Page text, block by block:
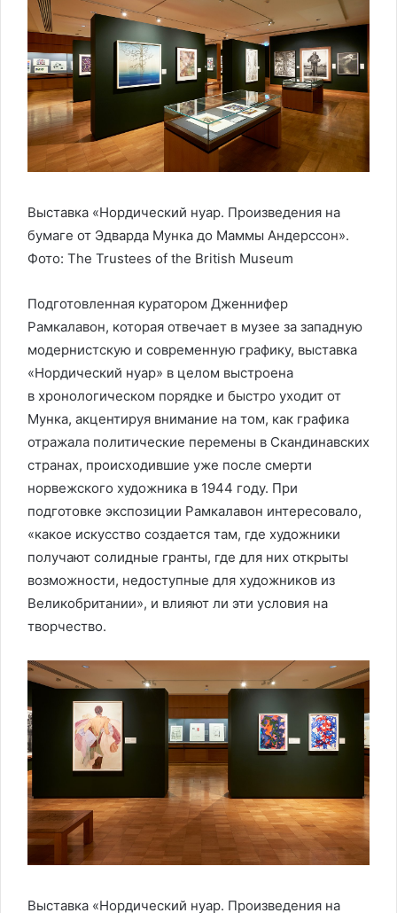
Выставка «Нордический нуар. Произведения на
бумаге от Эдварда Мунка до Маммы Андерссон».
Фото: The Trustees of the British Museum
Подготовленная куратором Дженнифер
Рамкалавон, которая отвечает в музее за западную
модернистскую и современную графику, выставка
«Нордический нуар» в целом выстроена
в хронологическом порядке и быстро уходит от
Мунка, акцентируя внимание на том, как графика
отражала политические перемены в Скандинавских
странах, происходившие уже после смерти
норвежского художника в 1944 году. При
подготовке экспозиции Рамкалавон интересовало,
«какое искусство создается там, где художники
получают солидные гранты, где для них открыты
возможности, недоступные для художников из
Великобритании», и влияют ли эти условия на
творчество.
Выставка «Нордический нуар. Произведения на